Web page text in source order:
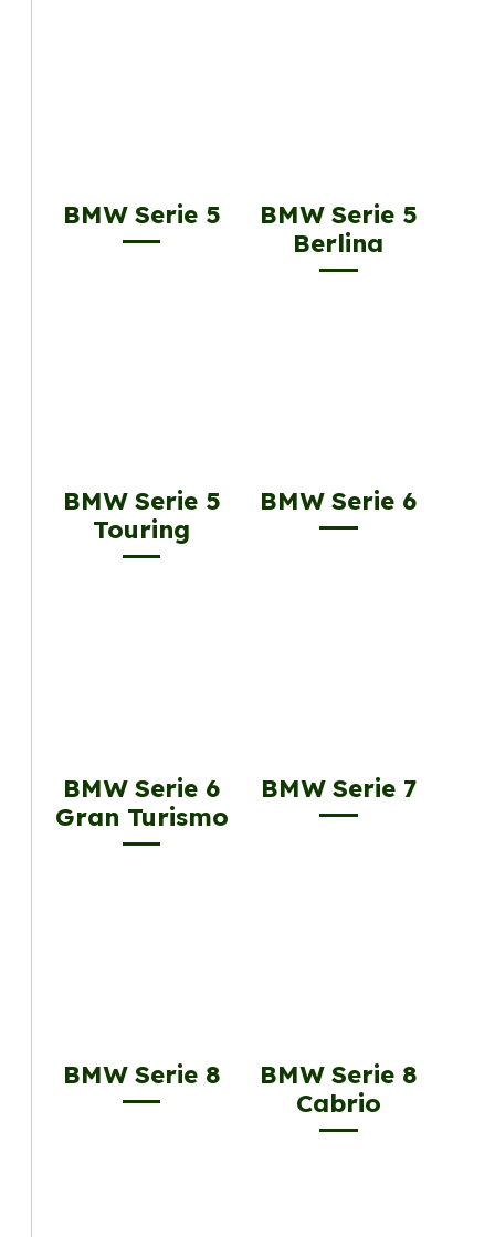
BMW Serie 5
BMW Serie 5
Berlina
BMW Serie 5
Touring
BMW Serie 6
BMW Serie 6
Gran Turismo
BMW Serie 7
BMW Serie 8
BMW Serie 8
Cabrio